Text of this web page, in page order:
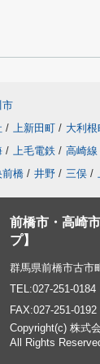
市
/ 上新田町 / 大利根
/ 上毛電鉄 / 高崎線
前橋 / 井野 / 三俣 /
前橋市・高崎
プ】
群馬県前橋市古市
TEL:027-251-0184
FAX:027-251-0192
Copyright(c) 株式
All Rights